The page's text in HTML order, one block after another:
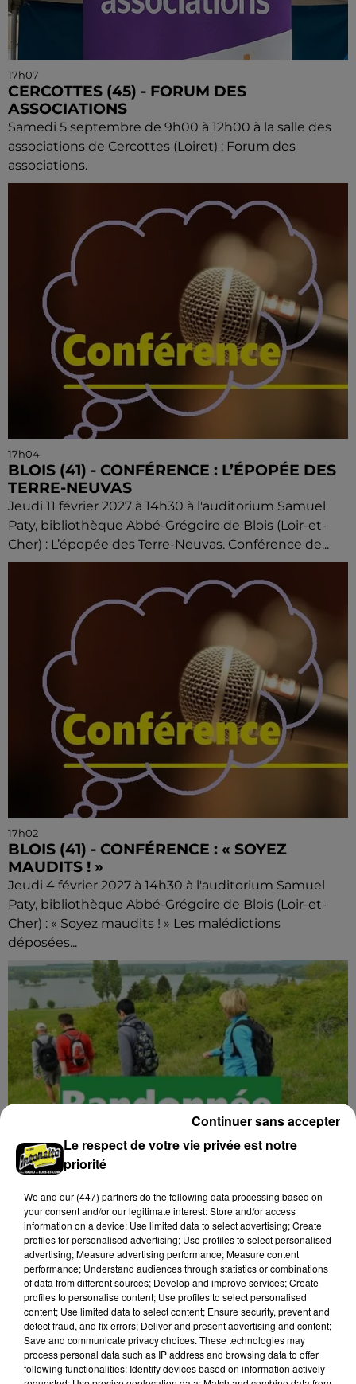
17h07
CERCOTTES (45) - FORUM DES
ASSOCIATIONS
Samedi 5 septembre de 9h00 à 12h00 à la salle des
associations de Cercottes (Loiret) : Forum des
associations.
17h04
BLOIS (41) - CONFÉRENCE : L’ÉPOPÉE DES
TERRE-NEUVAS
Jeudi 11 février 2027 à 14h30 à l'auditorium Samuel
Paty, bibliothèque Abbé-Grégoire de Blois (Loir-et-
Cher) : L’épopée des Terre-Neuvas. Conférence de...
17h02
BLOIS (41) - CONFÉRENCE : « SOYEZ
MAUDITS ! »
Jeudi 4 février 2027 à 14h30 à l'auditorium Samuel
Paty, bibliothèque Abbé-Grégoire de Blois (Loir-et-
Cher) : « Soyez maudits ! » Les malédictions
déposées...
16h58
GOMMERVILLE - RANDONNÉE PÉDESTRE
Dimanche 13 septembre à 8h30 à Gommerville :
Randonnée pédestre. Deux parcours au choix.
Inscription obligatoire.
Le respect de votre vie privée est notre
priorité
We and our (447) partnersdo the following data processing based on
your consent and/or our legitimate interest: Store and/or access
information on a device; Use limited data to select advertising; Create
profiles for personalised advertising; Use profiles to select personalised
advertising; Measure advertising performance; Measure content
performance; Understand audiences through statistics or combinations
of data from different sources; Develop and improve services; Create
profiles to personalise content; Use profiles to select personalised
content; Use limited data to select content; Ensure security, prevent and
detect fraud, and fix errors; Deliver and present advertising and content;
Save and communicate privacy choices. These technologies may
process personal data such as IP address and browsing data to offer
following functionalities: Identify devices based on information actively
Continuer sans accepter